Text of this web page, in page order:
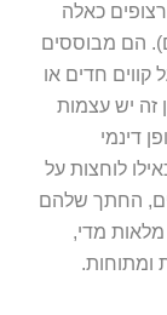
כאלה
הם מבוססים
קווים חדים או
זה יש עצמות
דינמי
לוחצות על
החתך שלהם
מדי,
ומתוחות.